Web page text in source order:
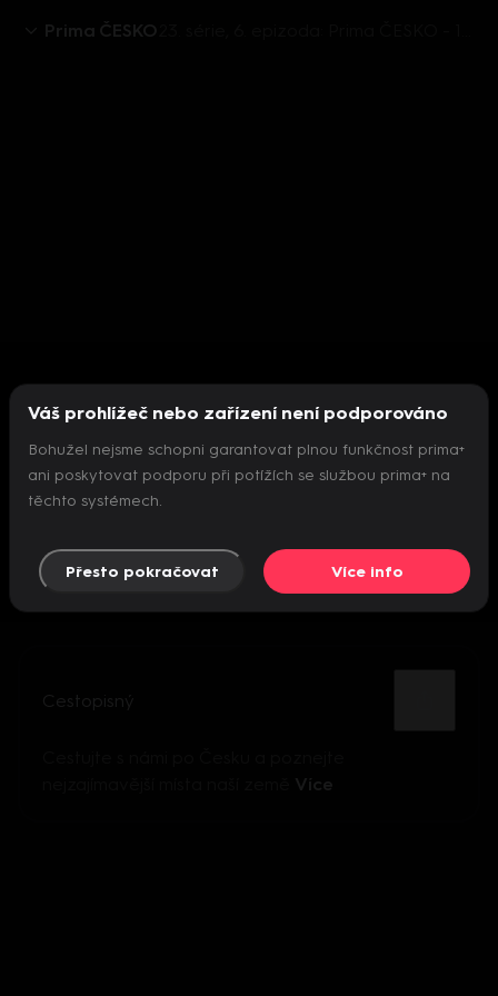
Prima ČESKO
Nepodařilo se inicializovat přehrávač
Cestopisný
Více
Váš prohlížeč nebo zařízení není podporováno
Bohužel nejsme schopni garantovat plnou funkčnost prima+
ani poskytovat podporu při potížích se službou prima+ na
těchto systémech.
Přesto pokračovat Více info